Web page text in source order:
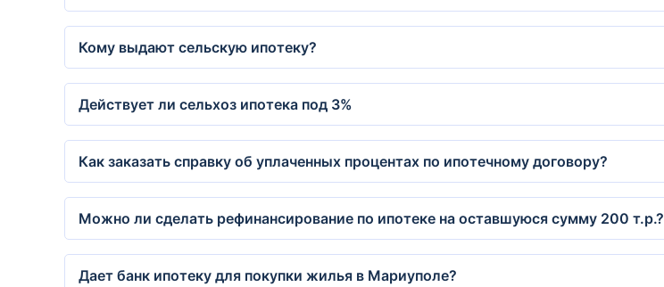
Кому выдают сельскую ипотеку?
Действует ли сельхоз ипотека под 3%
Как заказать справку об уплаченных процентах по ипотечному договору?
Можно ли сделать рефинансирование по ипотеке на оставшуюся сумму 200 т.р.?
Дает банк ипотеку для покупки жилья в Мариуполе?